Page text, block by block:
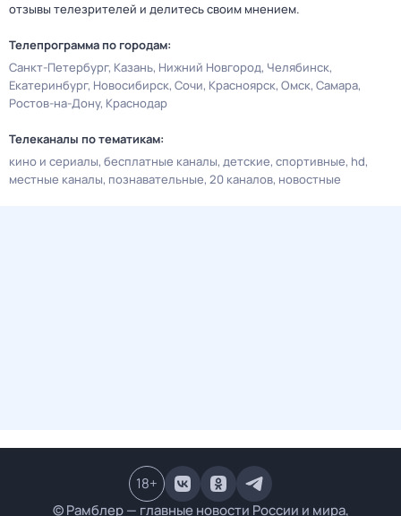
отзывы телезрителей и делитесь своим мнением.
Телепрограмма по городам:
Санкт-Петербург Казань Нижний Новгород Челябинск
Екатеринбург Новосибирск Сочи Красноярск Омск Самара
Ростов-на-Дону Краснодар
Телеканалы по тематикам:
кино и сериалы бесплатные каналы детские спортивные hd
местные каналы познавательные 20 каналов новостные
© Рамблер — главные новости России и мира,
18+